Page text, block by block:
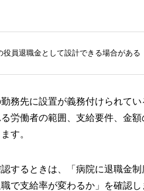
役員退職金として設計できる場合がある
務先に設置が義務付けられてい
労働者の範囲、支給要件、金
す。
するときは、「病院に退職金制
で支給率が変わるか」を確認し